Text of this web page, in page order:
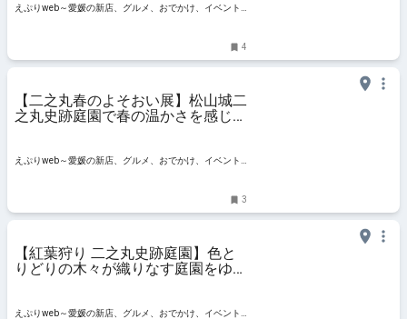
えぷりweb～愛媛の新店、グルメ、おでかけ、イベント
4
【二之丸春のよそおい展】松山城二
之丸史跡庭園で春の温かさを感じる
えぷりweb～愛媛の新店、グルメ、おでかけ、イベント
3
【紅葉狩り 二之丸史跡庭園】色と
りどりの木々が織りなす庭園をゆっ
えぷりweb～愛媛の新店、グルメ、おでかけ、イベント